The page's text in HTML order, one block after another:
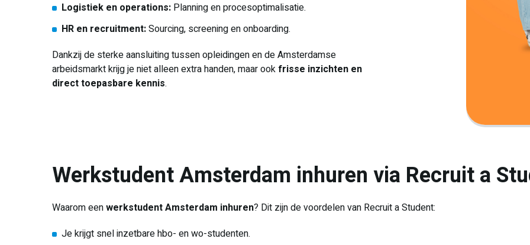
Logistiek en operations: Planning en procesoptimalisatie.
HR en recruitment:Sourcing, screening en onboarding.
Dankzij de sterke aansluiting tussen opleidingen en de Amsterdamse
arbeidsmarkt krijg je niet alleen extra handen, maar ook frisse inzichten en
direct toepasbare kennis.
Werkstudent Amsterdam inhuren via Recruit a
Waarom eenwerkstudent Amsterdam inhuren? Dit zijn de voordelen van Recruit a Student:
Je krijgt snel inzetbare hbo- en wo-studenten.